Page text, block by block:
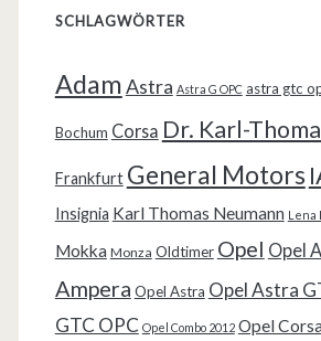
SCHLAGWÖRTER
AdamAstra Astra G OPC astra gtc
Bochum Corsa Dr. Karl-
Frankfurt General Motors
Insignia Karl Thomas Neumann Lena
Mokka Monza Oldtimer Opel Opel
Ampera Opel Astra Opel Astra
GTC OPC Opel Combo 2012 Opel